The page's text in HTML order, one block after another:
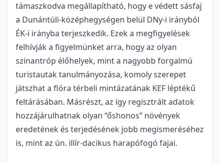
támaszkodva megállapítható, hogy e védett sásfaj
a Dunántúli-középhegységen belül DNy-i irányból
ÉK-i irányba terjeszkedik. Ezek a megfigyelések
felhívják a figyelmünket arra, hogy az olyan
szinantróp élőhelyek, mint a nagyobb forgalmú
turistautak tanulmányozása, komoly szerepet
játszhat a flóra térbeli mintázatának KEF léptékű
feltárásában. Másrészt, az így regisztrált adatok
hozzájárulhatnak olyan “őshonos” növények
eredetének és terjedésének jobb megismeréséhez
is, mint az ún. illír-dacikus harapófogó fajai.